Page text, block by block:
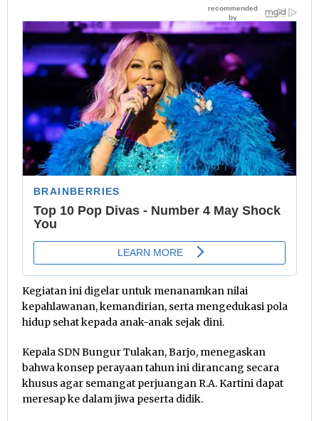
Kegiatan ini digelar untuk menanamkan nilai
kepahlawanan, kemandirian, serta mengedukasi pola
hidup sehat kepada anak-anak sejak dini.
Kepala SDN Bungur Tulakan, Barjo, menegaskan
bahwa konsep perayaan tahun ini dirancang secara
khusus agar semangat perjuangan R.A. Kartini dapat
meresap ke dalam jiwa peserta didik.